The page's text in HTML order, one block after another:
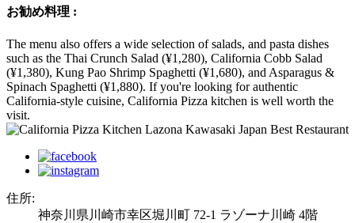
お勧め料理 :
The menu also offers a wide selection of salads, and pasta dishes
such as the Thai Crunch Salad (¥1,280), California Cobb Salad
(¥1,380), Kung Pao Shrimp Spaghetti (¥1,680), and Asparagus &
Spinach Spaghetti (¥1,880). If you're looking for authentic
California-style cuisine, California Pizza kitchen is well worth the
visit.
住所:
神奈川県川崎市幸区堀川町 72-1 ラゾーナ川崎 4階